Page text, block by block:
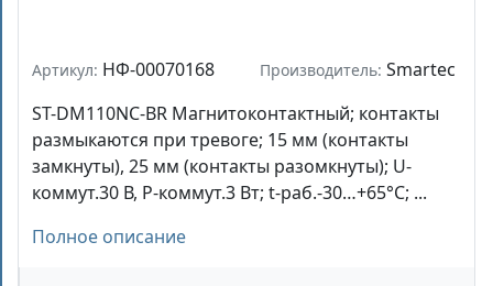
Артикул: НФ-00070168 Производитель: Smartec
ST-DM110NC-BR Магнитоконтактный; контакты
размыкаются при тревоге; 15 мм (контакты
замкнуты), 25 мм (контакты разомкнуты); U-
коммут.30 В, P-коммут.3 Вт; t-раб.-30…+65°С; ...
Полное описание